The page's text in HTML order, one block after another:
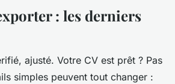
: les derniers
ajusté. Votre CV est prêt ? Pas
simples peuvent tout changer :